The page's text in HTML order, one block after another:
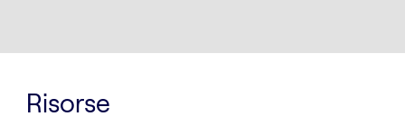
Risorse